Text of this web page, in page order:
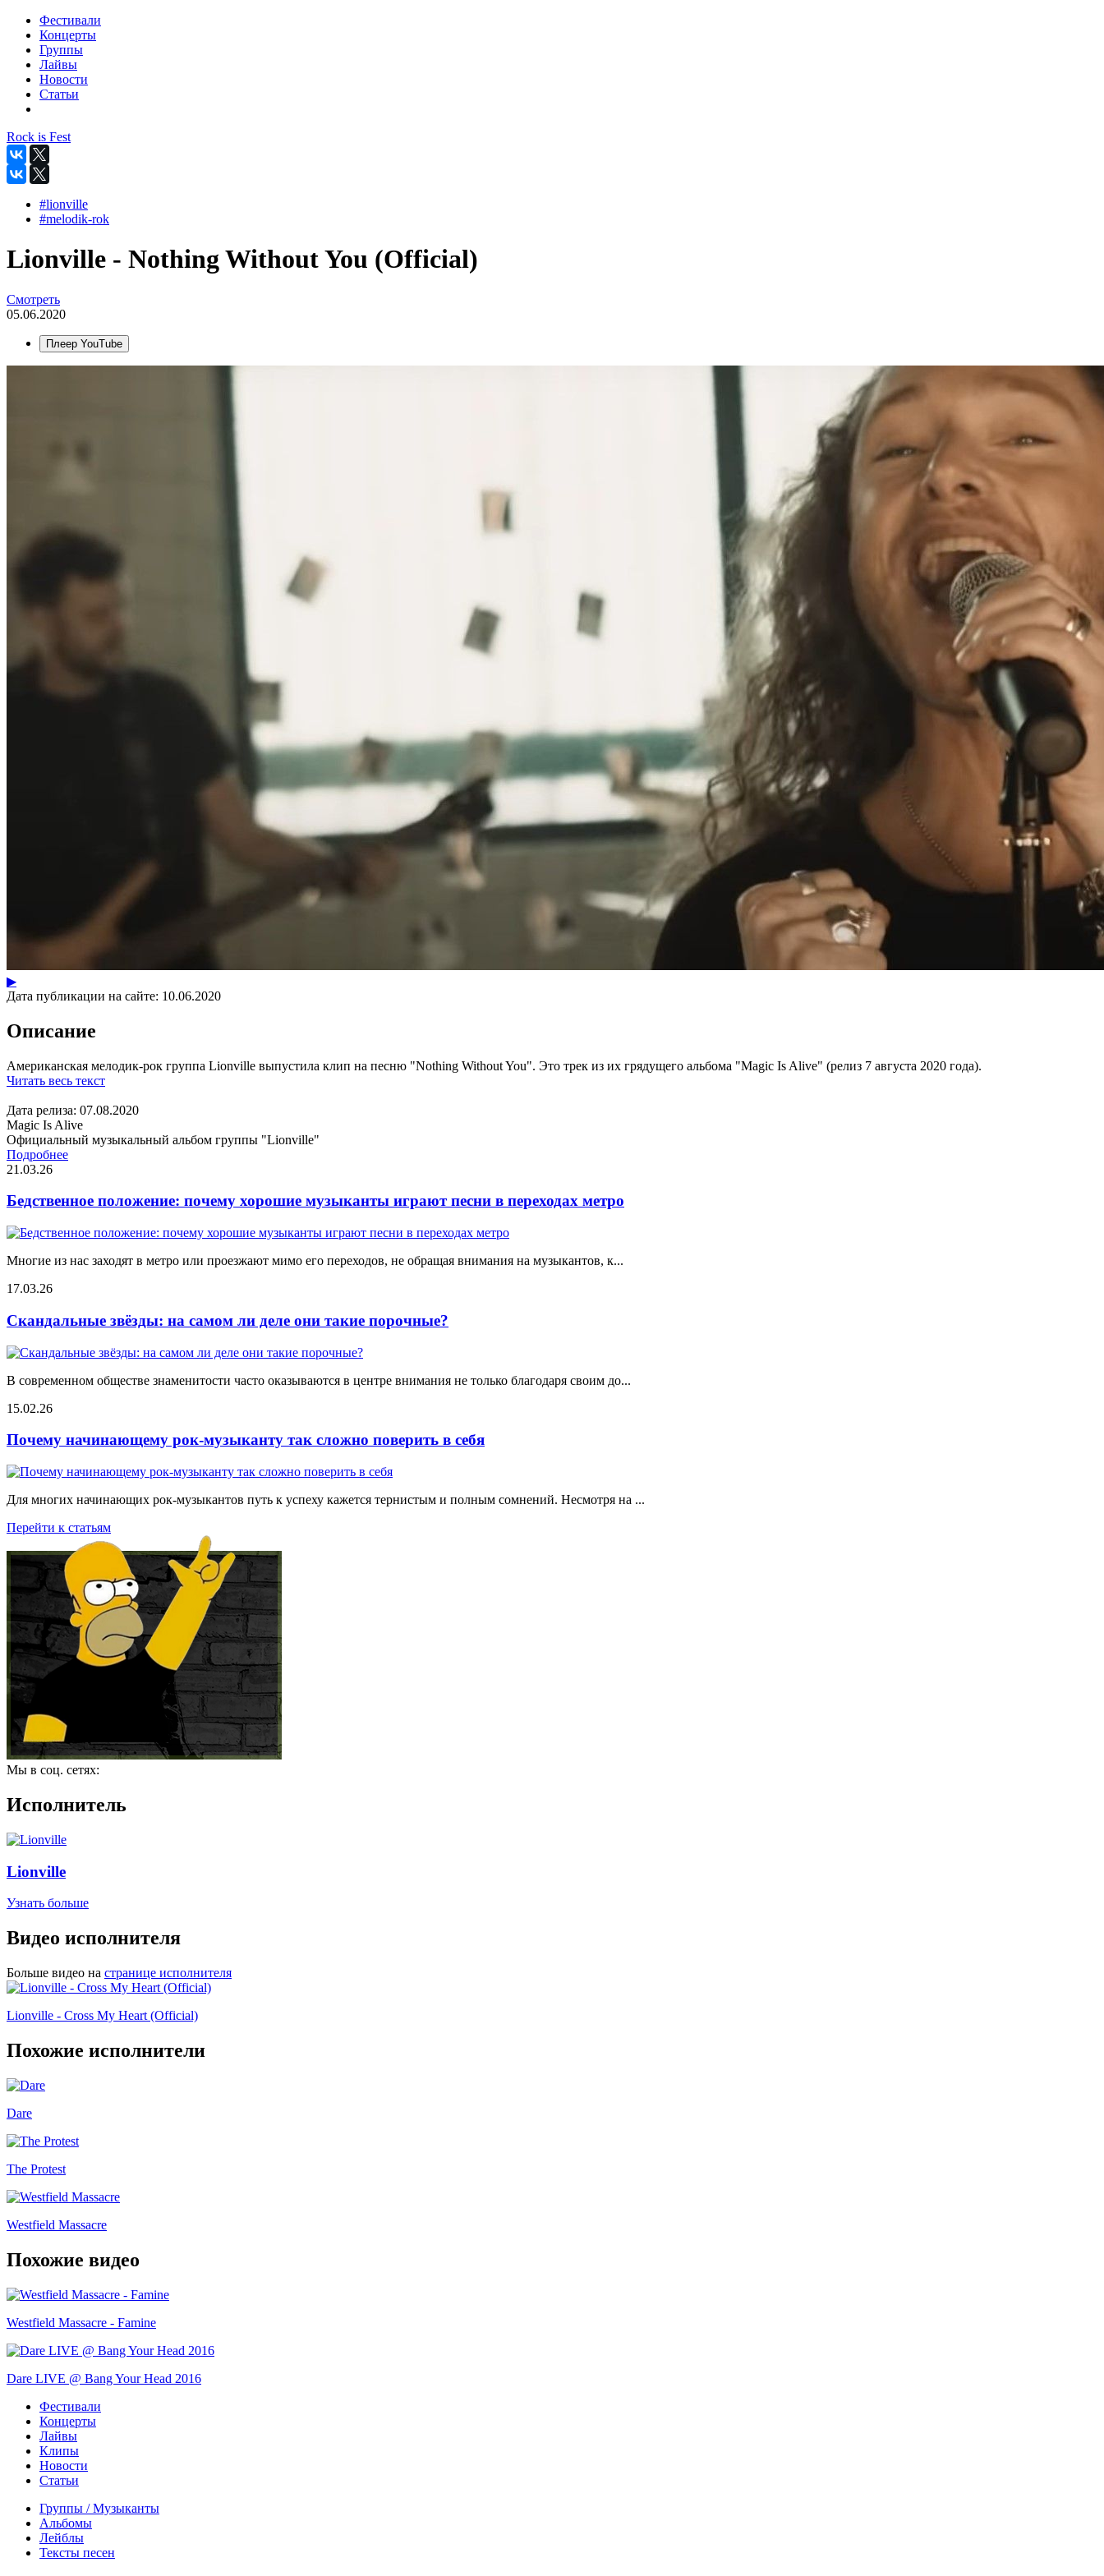
Фестивали
Концерты
Группы
Лайвы
Новости
Статьи
Rock is Fest
#lionville
#melodik-rok
Lionville - Nothing Without You (Official)
Смотреть
05.06.2020
Плеер YouTube
▶
Дата публикации на сайте: 10.06.2020
Описание
Американская мелодик-рок группа Lionville выпустила клип на песню "Nothing Without You". Это трек из их грядущего альбома "Magic Is Alive" (релиз 7 августа 2020 года).
Читать весь текст
Дата релиза: 07.08.2020
Magic Is Alive
Официальный музыкальный альбом группы "Lionville"
Подробнее
21.03.26
Бедственное положение: почему хорошие музыканты играют песни в переходах метро
Многие из нас заходят в метро или проезжают мимо его переходов, не обращая внимания на музыкантов, к...
17.03.26
Скандальные звёзды: на самом ли деле они такие порочные?
В современном обществе знаменитости часто оказываются в центре внимания не только благодаря своим до...
15.02.26
Почему начинающему рок-музыканту так сложно поверить в себя
Для многих начинающих рок-музыкантов путь к успеху кажется тернистым и полным сомнений. Несмотря на ...
Перейти к статьям
Мы в соц. сетях:
Исполнитель
Lionville
Узнать больше
Видео исполнителя
Больше видео на странице исполнителя
Lionville - Cross My Heart (Official)
Похожие исполнители
Dare
The Protest
Westfield Massacre
Похожие видео
Westfield Massacre - Famine
Dare LIVE @ Bang Your Head 2016
Фестивали
Концерты
Лайвы
Клипы
Новости
Статьи
Группы / Музыканты
Альбомы
Лейблы
Тексты песен